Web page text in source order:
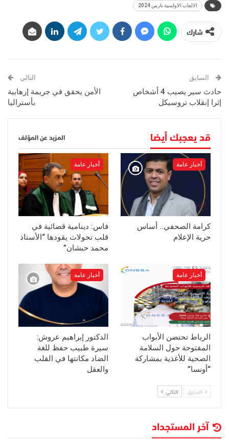
الالعاب الاولمبية بارس 2024
شارك
السابق
حادث سير يصيب 4 أشخاص
إثرا إنقلاب تروسيكل
التالي
الأمن يحقق في جريمة إرهابية
بأستراليا
قد يعجبك أيضا المزيد عن المؤلف
أخبار عامة
كرامة الصحفي.. أساس
حرية الإعلام
أخبار عامة
فاس: دينامية قضائية في
قلب تحولات يقودها “الأستاذ
محمد حبشان”
أخبار عامة
الرباط تحتضن الأبواب
المفتوحة حول السلامة
الصحية للأغذية بمشاركة
“أونسا”
أخبار عامة
الدكتور إبراهيم عروش:
سيرة طبيب حفظ للغة
الضاد مكانتها في القلب
والعقل
السابق التالي
آخر المستجداد